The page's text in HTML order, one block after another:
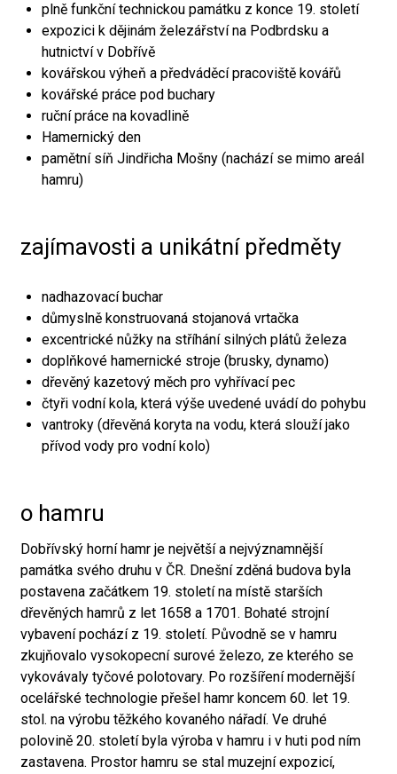
plně funkční technickou památku z konce 19. století
expozici k dějinám železářství na Podbrdsku a
hutnictví v Dobřívě
kovářskou výheň a předváděcí pracoviště kovářů
kovářské práce pod buchary
ruční práce na kovadlině
Hamernický den
pamětní síň Jindřicha Mošny (nachází se mimo areál
hamru)
zajímavosti a unikátní předměty
nadhazovací buchar
důmyslně konstruovaná stojanová vrtačka
excentrické nůžky na stříhání silných plátů železa
doplňkové hamernické stroje (brusky, dynamo)
dřevěný kazetový měch pro vyhřívací pec
čtyři vodní kola, která výše uvedené uvádí do pohybu
vantroky (dřevěná koryta na vodu, která slouží jako
přívod vody pro vodní kolo)
o hamru
Dobřívský horní hamr je největší a nejvýznamnější
památka svého druhu v ČR. Dnešní zděná budova byla
postavena začátkem 19. století na místě starších
dřevěných hamrů z let 1658 a 1701. Bohaté strojní
vybavení pochází z 19. století. Původně se v hamru
zkujňovalo vysokopecní surové železo, ze kterého se
vykovávaly tyčové polotovary. Po rozšíření modernější
ocelářské technologie přešel hamr koncem 60. let 19.
stol. na výrobu těžkého kovaného nářadí. Ve druhé
polovině 20. století byla výroba v hamru i v huti pod ním
zastavena. Prostor hamru se stal muzejní expozicí,